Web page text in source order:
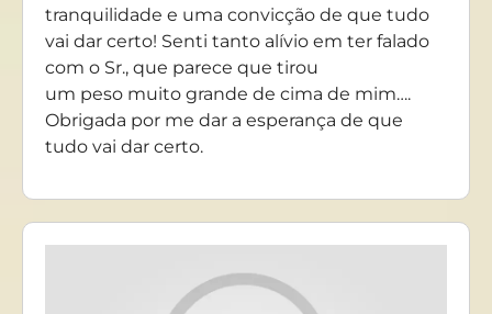
tranquilidade e uma convicção de que tudo
vai dar certo! Senti tanto alívio em ter falado
com o Sr., que parece que tirou
um peso muito grande de cima de mim….
Obrigada por me dar a esperança de que
tudo vai dar certo.